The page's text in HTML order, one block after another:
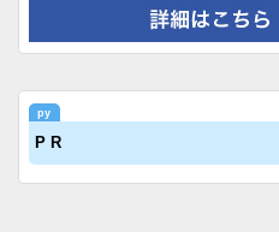
P R